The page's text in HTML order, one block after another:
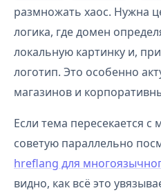
размножать хаос. Нужна
логика, где домен
локальную картинку и,
логотип. Это особенно
магазинов и
Если тема пересекается
советую параллельно
hreflang для
видно, как всё это